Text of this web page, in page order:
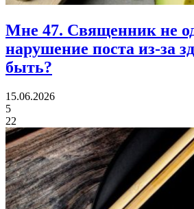
Мне 47. Священник не
нарушение поста из-за
быть?
15.06.2026
5
22